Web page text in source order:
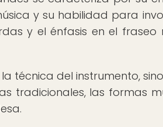
y su habilidad para
y el énfasis en el fraseo
técnica del instrumento,
tradicionales, las formas